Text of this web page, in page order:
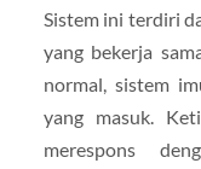
Sistem ini terdiri
yang bekerja
normal, sistem
yang masuk.
merespons